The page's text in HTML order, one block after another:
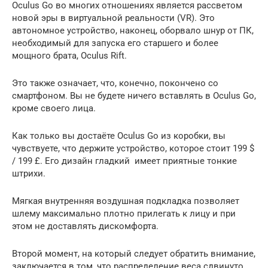
Oculus Go во многих отношениях является рассветом
новой эры в виртуальной реальности (VR). Это
автономное устройство, наконец, оборвало шнур от ПК,
необходимый для запуска его старшего и более
мощного брата, Oculus Rift.
Это также означает, что, конечно, покончено со
смартфоном. Вы не будете ничего вставлять в Oculus Go,
кроме своего лица.
Как только вы достаёте Oculus Go из коробки, вы
чувствуете, что держите устройство, которое стоит 199 $
/ 199 £. Его дизайн гладкий имеет приятные тонкие
штрихи.
Мягкая внутренняя воздушная подкладка позволяет
шлему максимально плотно прилегать к лицу и при
этом не доставлять дискомфорта.
Второй момент, на который следует обратить внимание,